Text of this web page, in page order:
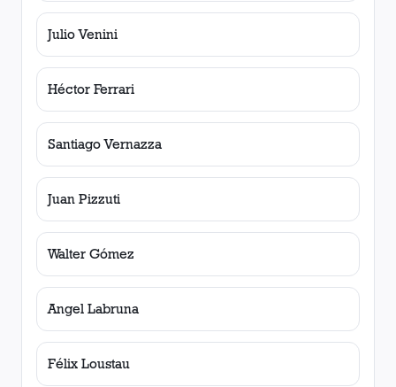
Julio Venini
Héctor Ferrari
Santiago Vernazza
Juan Pizzuti
Walter Gómez
Angel Labruna
Félix Loustau